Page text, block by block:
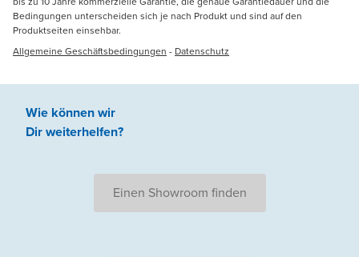
Bedingungen unterscheiden sich je nach Produkt und sind auf den
Produktseiten einsehbar.
Allgemeine Geschäftsbedingungen - Datenschutz
Wie können wir
Dir weiterhelfen?
Einen Showroom finden